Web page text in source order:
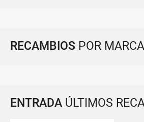
RECAMBIOS POR MARCA
ENTRADA ÚLTIMOS